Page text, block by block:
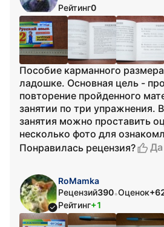
Рейтинг0
Пособие карманного
ладошке. Основная цель -
повторение пройденного
занятии по три упражнения.
занятия можно проставить
несколько фото для
Понравилась рецензия?
Да
RoMamka
Рецензий390•Оценок
Рейтинг+1